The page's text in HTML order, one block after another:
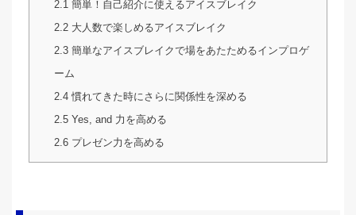
2.1簡単！自己紹介に使えるアイスブレイク
2.2大人数で楽しめるアイスブレイク
2.3簡単なアイスブレイクで場をあたためるインプロゲ
ーム
2.4慣れてきた時にさらに関係性を深める
2.5Yes, and 力を高める
2.6プレゼン力を高める